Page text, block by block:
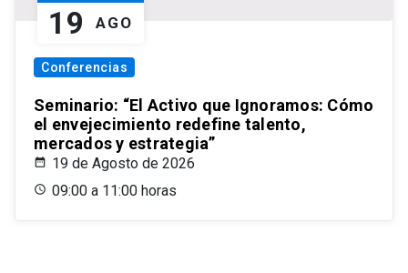
19 AGO
Conferencias
Seminario: “El Activo que Ignoramos: Cómo
el envejecimiento redefine talento,
mercados y estrategia”
19 de Agosto de 2026
09:00 a 11:00 horas